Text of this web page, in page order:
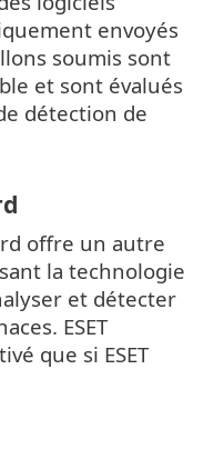
envoyés
soumis sont
et sont évalués
détection de
offre un autre
la technologie
et détecter
ESET
que si ESET